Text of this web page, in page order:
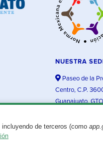
de terceros (como
NUESTRA
Paseo de la
Centro, C.P.
Guanajuato,
Repórtalo aquí.